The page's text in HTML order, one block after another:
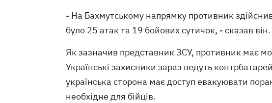
- На Бахмутському напрямку противник
було 25 атак та 19 бойових сутичок, - сказав він.
Як зазначив представник ЗСУ, противник має
Українські захисники зараз ведуть
українська сторона має доступ евакуювати
необхідне для бійців.